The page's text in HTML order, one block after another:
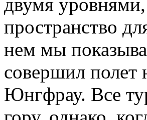
двумя
пространство
нем мы
совершил
Юнгфрау. Все